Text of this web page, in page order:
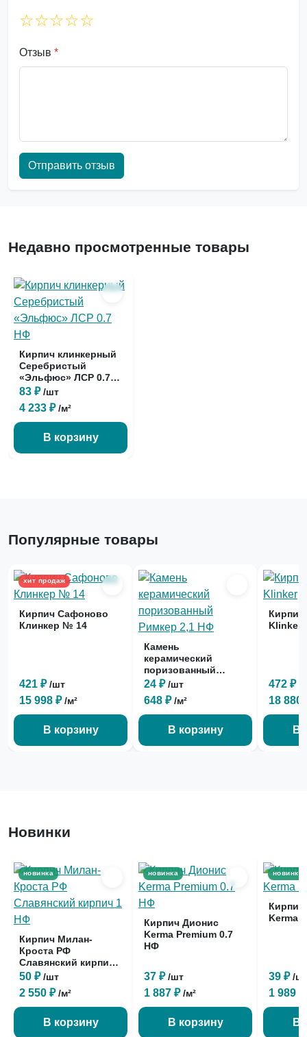
☆☆☆☆☆
Отзыв *
Отправить отзыв
Недавно просмотренные товары
Кирпич клинкерный
Серебристый
«Эльфюс» ЛСР 0.7
НФ
83 ₽/шт
4 233 ₽/м²
В корзину
Популярные товары
Кирпич Сафоново
Клинкер № 14
421 ₽/шт
15 998 ₽/м²
хит продаж
В корзину
Камень
керамический
поризованный
Римкер 2,1 НФ
24 ₽/шт
648 ₽/м²
В корзину
Кирпич
Klinker
472 ₽
18 880
В
Новинки
Кирпич Милан-
Кроста РФ
Славянский кирпич
1 НФ
50 ₽/шт
2 550 ₽/м²
новинка
В корзину
Кирпич Дионис
Kerma Premium 0.7
НФ
37 ₽/шт
1 887 ₽/м²
новинка
В корзину
Kerma
39 ₽/
1 989 ₽
новинка
В